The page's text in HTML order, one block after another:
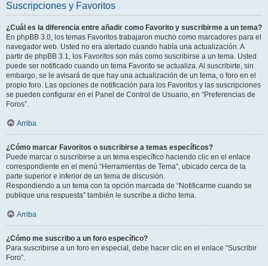
Suscripciones y Favoritos
¿Cuál es la diferencia entre añadir como Favorito y suscribirme a un tema?
En phpBB 3.0, los temas Favoritos trabajaron mucho como marcadores para el
navegador web. Usted no era alertado cuando había una actualización. A
partir de phpBB 3.1, los Favoritos son más como suscribirse a un tema. Usted
puede ser notificado cuando un tema Favorito se actualiza. Al suscribirte, sin
embargo, se le avisará de que hay una actualización de un tema, o foro en el
propio foro. Las opciones de notificación para los Favoritos y las suscripciones
se pueden configurar en el Panel de Control de Usuario, en “Preferencias de
Foros”.
Arriba
¿Cómo marcar Favoritos o suscribirse a temas específicos?
Puede marcar o suscribirse a un tema específico haciendo clic en el enlace
correspondiente en el menú “Herramientas de Tema”, ubicado cerca de la
parte superior e inferior de un tema de discusión.
Respondiendo a un tema con la opción marcada de “Notificarme cuando se
publique una respuesta” también le suscribe a dicho tema.
Arriba
¿Cómo me suscribo a un foro específico?
Para suscribirse a un foro en especial, debe hacer clic en el enlace “Suscribir
Foro”.